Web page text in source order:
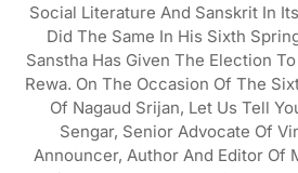
Social Literature And Sanskrit In
Did The Same In His Sixth
Sanstha Has Given The Election
Rewa. On The Occasion Of The
Of Nagaud Srijan, Let Us Tell
Sengar, Senior Advocate Of
Announcer, Author And Editor Of